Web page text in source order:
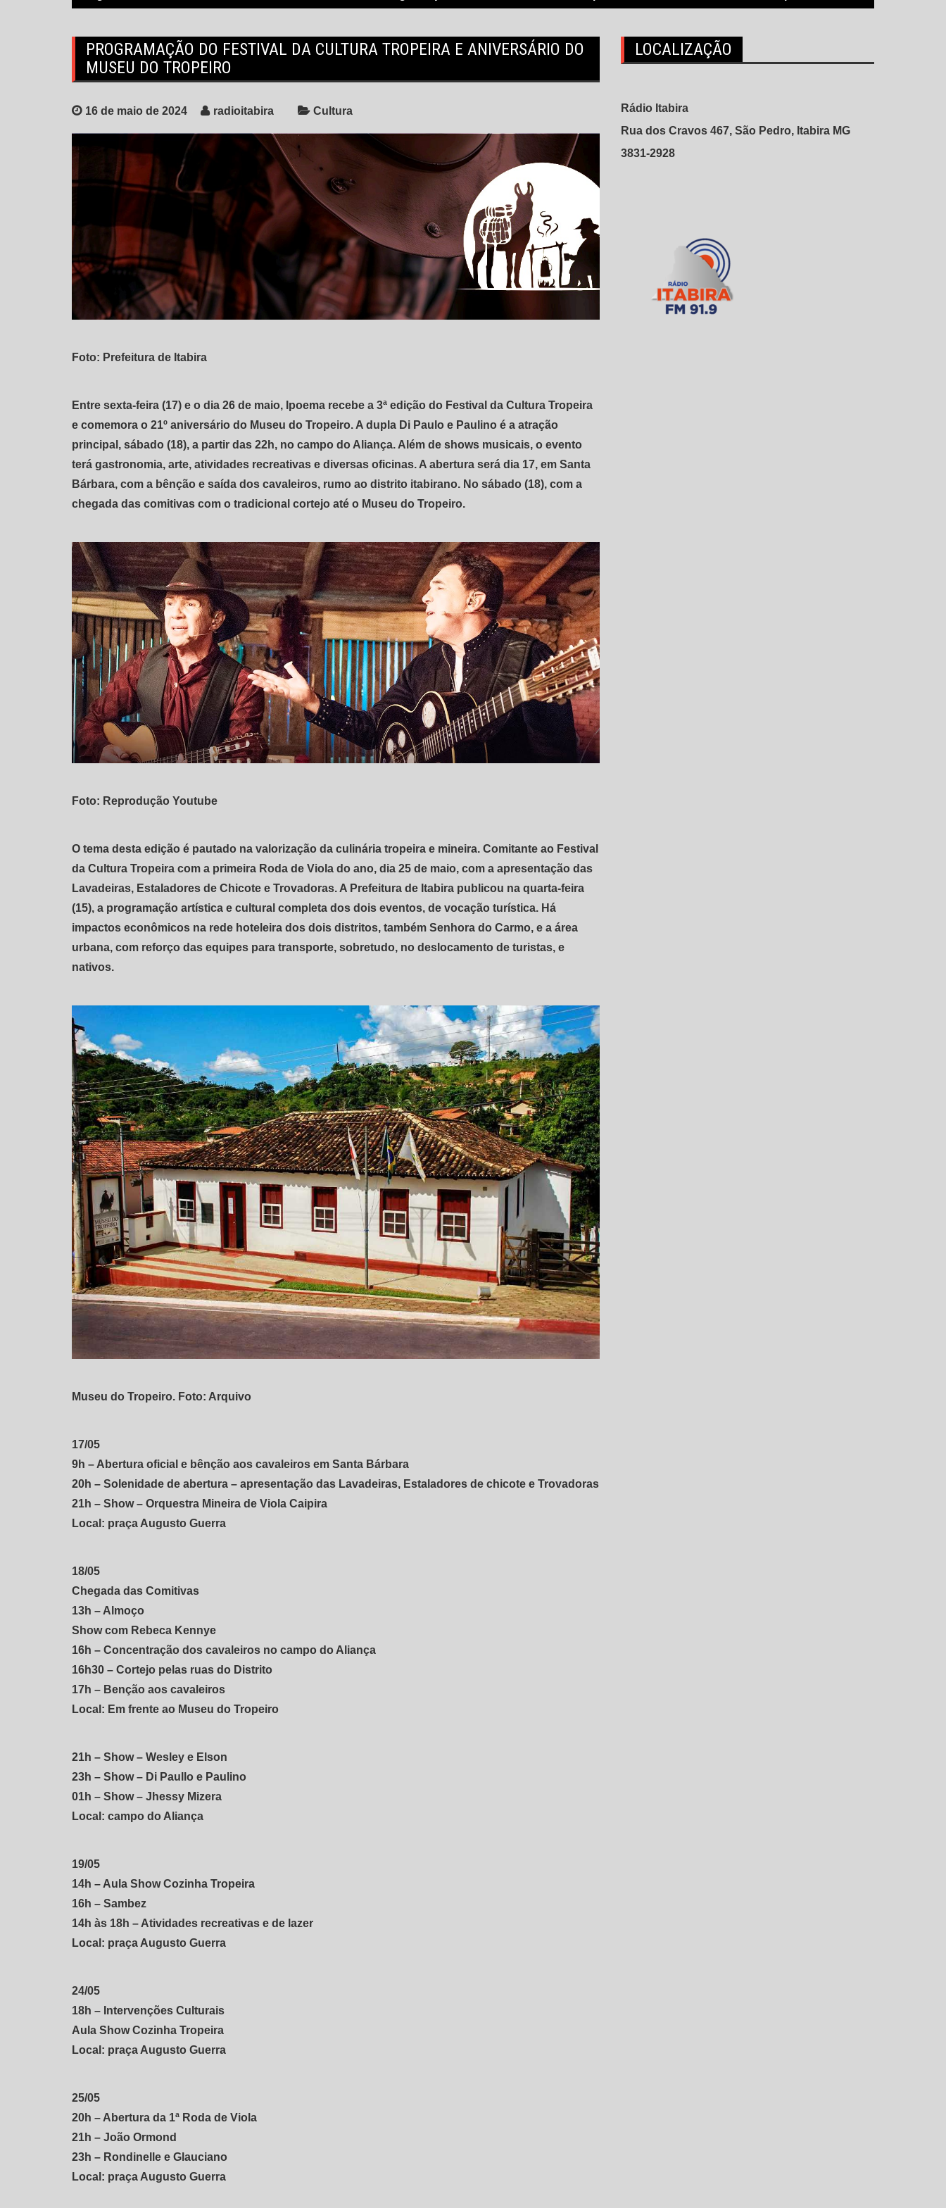
PROGRAMAÇÃO DO FESTIVAL DA CULTURA TROPEIRA E ANIVERSÁRIO DO
MUSEU DO TROPEIRO
16 de maio de 2024 radioitabira Cultura
Foto: Prefeitura de Itabira
Entre sexta-feira (17) e o dia 26 de maio, Ipoema recebe a 3ª edição do Festival da Cultura Tropeira
e comemora o 21º aniversário do Museu do Tropeiro. A dupla Di Paulo e Paulino é a atração
principal, sábado (18), a partir das 22h, no campo do Aliança. Além de shows musicais, o evento
terá gastronomia, arte, atividades recreativas e diversas oficinas. A abertura será dia 17, em Santa
Bárbara, com a bênção e saída dos cavaleiros, rumo ao distrito itabirano. No sábado (18), com a
chegada das comitivas com o tradicional cortejo até o Museu do Tropeiro.
Foto: Reprodução Youtube
O tema desta edição é pautado na valorização da culinária tropeira e mineira. Comitante ao Festival
da Cultura Tropeira com a primeira Roda de Viola do ano, dia 25 de maio, com a apresentação das
Lavadeiras, Estaladores de Chicote e Trovadoras. A Prefeitura de Itabira publicou na quarta-feira
(15), a programação artística e cultural completa dos dois eventos, de vocação turística. Há
impactos econômicos na rede hoteleira dos dois distritos, também Senhora do Carmo, e a área
urbana, com reforço das equipes para transporte, sobretudo, no deslocamento de turistas, e
nativos.
Museu do Tropeiro. Foto: Arquivo
17/05
9h – Abertura oficial e bênção aos cavaleiros em Santa Bárbara
20h – Solenidade de abertura – apresentação das Lavadeiras, Estaladores de chicote e Trovadoras
21h – Show – Orquestra Mineira de Viola Caipira
Local: praça Augusto Guerra
18/05
Chegada das Comitivas
13h – Almoço
Show com Rebeca Kennye
16h – Concentração dos cavaleiros no campo do Aliança
16h30 – Cortejo pelas ruas do Distrito
17h – Benção aos cavaleiros
Local: Em frente ao Museu do Tropeiro
21h – Show – Wesley e Elson
23h – Show – Di Paullo e Paulino
01h – Show – Jhessy Mizera
Local: campo do Aliança
19/05
14h – Aula Show Cozinha Tropeira
16h – Sambez
14h às 18h – Atividades recreativas e de lazer
Local: praça Augusto Guerra
24/05
18h – Intervenções Culturais
Aula Show Cozinha Tropeira
Local: praça Augusto Guerra
25/05
20h – Abertura da 1ª Roda de Viola
21h – João Ormond
23h – Rondinelle e Glauciano
Local: praça Augusto Guerra
LOCALIZAÇÃO
Rádio Itabira
Rua dos Cravos 467, São Pedro, Itabira MG
3831-2928